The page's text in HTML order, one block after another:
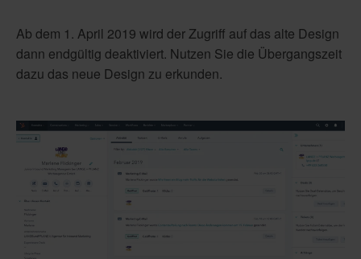
Ab dem 1. April 2019 wird der Zugriff auf das alte Design
dann endgültig deaktiviert. Nutzen Sie die Übergangszeit
dazu das neue Design zu erkunden.